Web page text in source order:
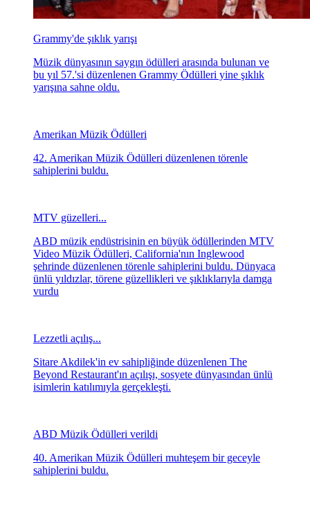
Grammy'de şıklık yarışı
Amerikan Müzik Ödülleri
MTV güzelleri...